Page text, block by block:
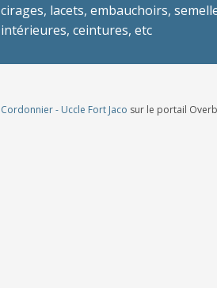
cirages, lacets, embauchoirs,
intérieures, ceintures, etc
Cordonnier - Uccle Fort Jaco sur le portail